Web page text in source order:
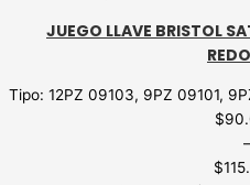
JUEGO LLAVE BRISTOL
Tipo: 12PZ 09103, 9PZ 09101,
$
–
$